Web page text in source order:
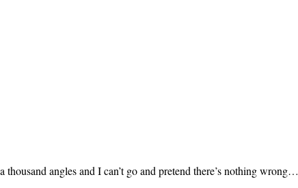
angles and I can’t go and pretend there’s nothing wrong…